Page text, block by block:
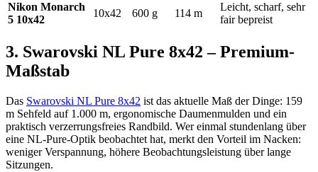
Nikon Monarch
5 10x42
10x42 600 g 114 m
Leicht, scharf, sehr
fair bepreist
3. Swarovski NL Pure 8x42 – Premium-
Maßstab
Das Swarovski NL Pure 8x42 ist das aktuelle Maß der Dinge: 159
m Sehfeld auf 1.000 m, ergonomische Daumenmulden und ein
praktisch verzerrungsfreies Randbild. Wer einmal stundenlang über
eine NL-Pure-Optik beobachtet hat, merkt den Vorteil im Nacken:
weniger Verspannung, höhere Beobachtungsleistung über lange
Sitzungen.